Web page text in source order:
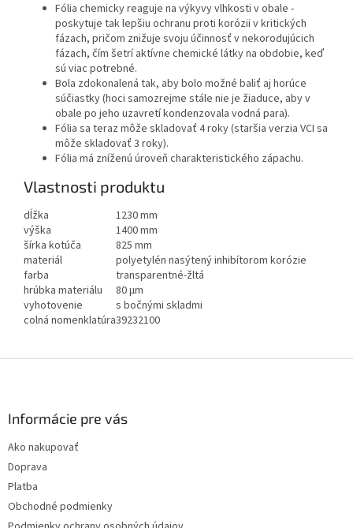
Fólia chemicky reaguje na výkyvy vlhkosti v obale -
poskytuje tak lepšiu ochranu proti korózii v kritických
fázach, pričom znižuje svoju účinnosť v nekorodujúcich
fázach, čím šetrí aktívne chemické látky na obdobie, keď
sú viac potrebné.
Bola zdokonalená tak, aby bolo možné baliť aj horúce
súčiastky (hoci samozrejme stále nie je žiaduce, aby v
obale po jeho uzavretí kondenzovala vodná para).
Fólia sa teraz môže skladovať 4 roky (staršia verzia VCI sa
môže skladovať 3 roky).
Fólia má zníženú úroveň charakteristického zápachu.
Vlastnosti produktu
dĺžka
1230 mm
výška
1400 mm
šírka kotúča
825 mm
materiál
polyetylén nasýtený inhibítorom korózie
farba
transparentné-žltá
hrúbka materiálu
80 µm
vyhotovenie
s bočnými skladmi
colná nomenklatúra39232100
Informácie pre vás
Ako nakupovať
Doprava
Platba
Obchodné podmienky